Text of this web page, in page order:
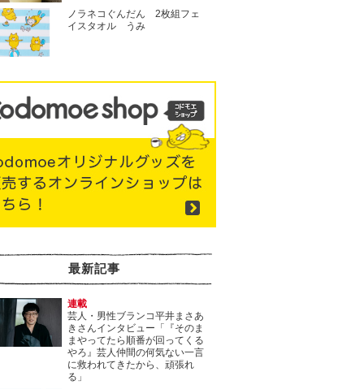
ノラネコぐんだん 2枚組フェ
イスタオル うみ
最新記事
連載
芸人・男性ブランコ平井まさあ
きさんインタビュー「『そのま
まやってたら順番が回ってくる
やろ』芸人仲間の何気ない一言
に救われてきたから、頑張れ
る」